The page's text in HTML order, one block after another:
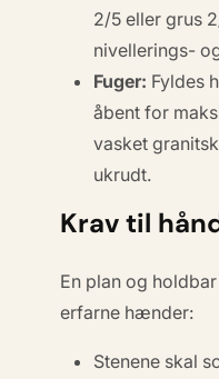
2/5 eller grus
nivellerings-
Fuger: Fyldes
åbent for
vasket
ukrudt.
Krav til
En plan og
erfarne hænder:
Stenene skal